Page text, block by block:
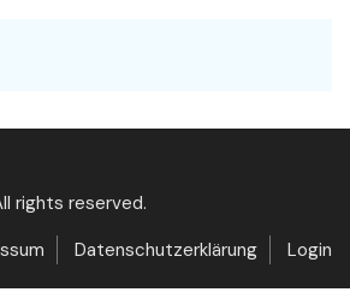
rights reserved.
Datenschutzerklärung Login